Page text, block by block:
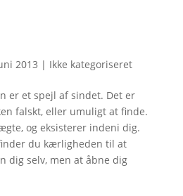
2013 | Ikke kategoriseret
er et spejl af sindet. Det er
falskt, eller umuligt at finde.
og eksisterer indeni dig.
du kærligheden til at
dig selv, men at åbne dig